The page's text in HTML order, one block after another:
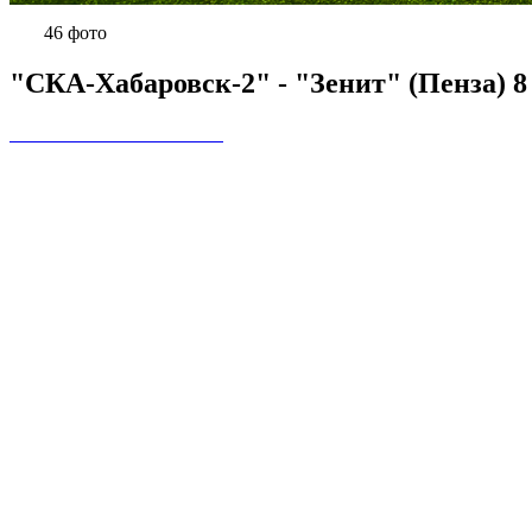
46 фото
"СКА-Хабаровск-2" - "Зенит" (Пенза) 8